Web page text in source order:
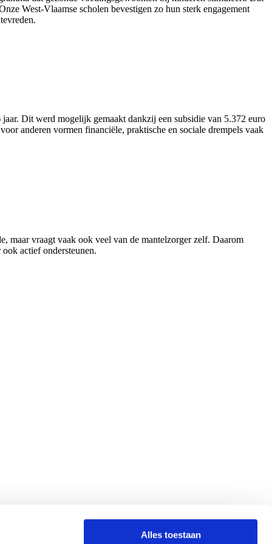
Alles toestaan
West-Vlaamse scholen bevestigen zo hun sterk engagement
Dit werd mogelijk gemaakt dankzij een subsidie van 5.372 euro
anderen vormen financiële, praktische en sociale drempels vaak
maar vraagt vaak ook veel van de mantelzorger zelf. Daarom
actief ondersteunen.